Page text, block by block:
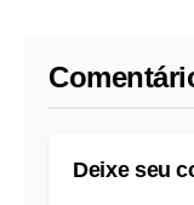
Deixe seu